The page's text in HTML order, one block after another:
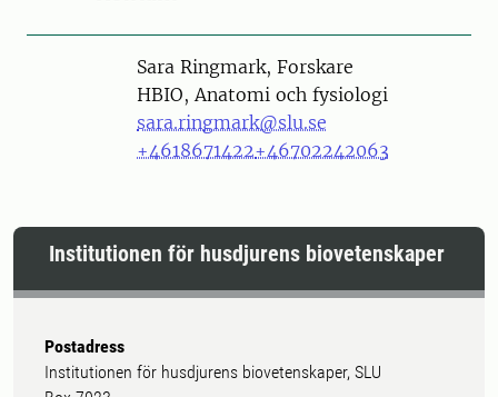
PersonSara Ringmark, Forskare
HBIO, Anatomi och fysiologi
sara.ringmark@slu.se
+4618671422+46702242063
Institutionen för husdjurens biovetenskaper
Postadress
Institutionen för husdjurens biovetenskaper, SLU